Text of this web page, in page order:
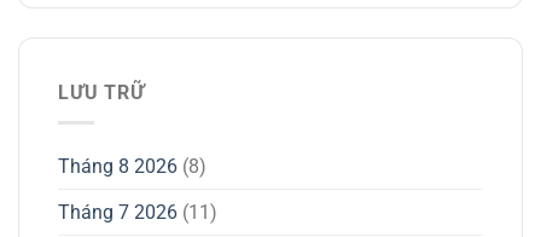
LƯU TRỮ
Tháng 8 2026 (8)
Tháng 7 2026 (11)